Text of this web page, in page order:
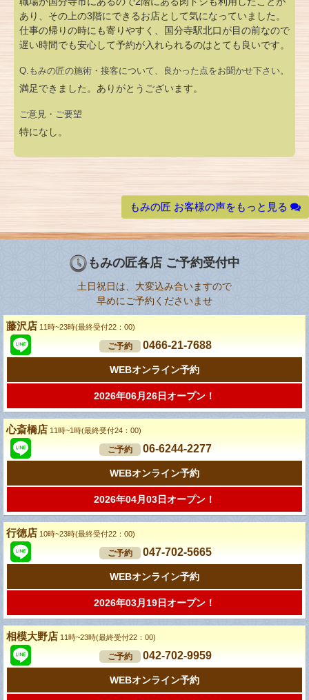
あり、その上の3階にできるお店として気になっていました。
仕事の帰りの時にも寄りやすく、国分寺駅北口が目の前なので
遅い時間でも安心して予約が入れられるのはとても良いです。
Q.もみの匠の施術・接客について、良かった点をお聞かせ下さい。
満足できました。ありがとうございます。
ご意見・ご要望
特になし。
もみの匠 お客様の声をもっと見る
もみの匠各店 ご予約受付中
土日祝日は、大変込み合いますので
早めにご予約くださいませ
藤沢店 11時~23時(最終受付22：00)
ご予約 0466-21-7688
WEBオンライン予約
2026年06月26日オープン！
心斎橋店 11時~1時(最終受付24：00)
ご予約 06-6244-2277
WEBオンライン予約
2026年04月03日オープン！
行徳店 10時~23時(最終受付22：00)
ご予約 047-702-5665
WEBオンライン予約
2026年03月19日オープン！
相模大野店 11時~23時(最終受付22：00)
ご予約 042-702-9959
WEBオンライン予約